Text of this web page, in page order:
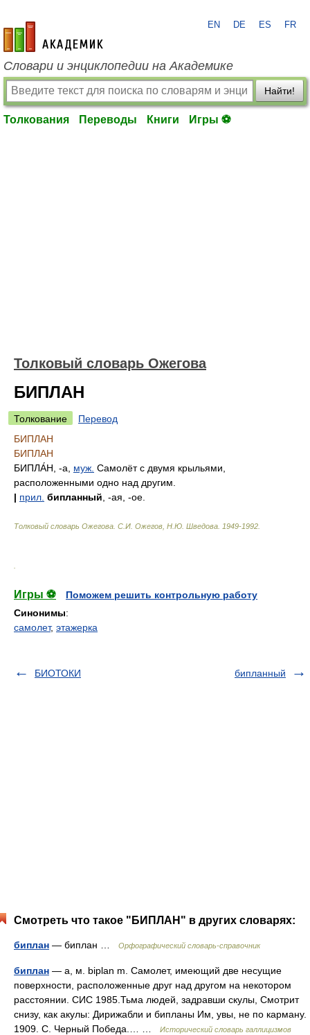
academic.ru
EN DE ES FR
Словари и энциклопедии на Академике
Найти!
Толкования Переводы Книги Игры ⚽
Толковый словарь Ожегова
БИПЛАН
Толкование
Перевод
БИПЛАН
БИПЛАН
БИПЛА́Н , -а, муж. Самолёт с двумя крыльями,
расположенными одно над другим.
| прил. бипланный , -ая, -ое.
Толковый словарь Ожегова С.И. Ожегов, Н.Ю. Шведова. 1949-1992
Игры ⚽
Поможем решить контрольную работу
Синонимы:
самолет, этажерка
БИОТОКИ бипланный
Смотреть что такое "БИПЛАН" в других словарях:
биплан — биплан … Орфографический словарь-справочник
биплан — а, м. biplan m. Самолет, имеющий две несущие
поверхности, расположенные друг над другом на некотором
расстоянии. СИС 1985.Тьма людей, задравши скулы, Смотрит
снизу, как акулы: Дирижабли и бипланы Им, увы, не по карману.
1909. С. Черный Победа.… …
Исторический словарь галлицизмов